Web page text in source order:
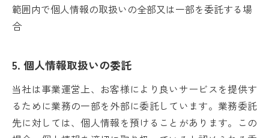
範囲内で個人情報の取扱いの全部又は一部を委託する場
合
5. 個人情報取扱いの委託
当社は事業運営上、お客様により良いサービスを提供す
るために業務の一部を外部に委託しています。業務委託
先に対しては、個人情報を預けることがあります。この